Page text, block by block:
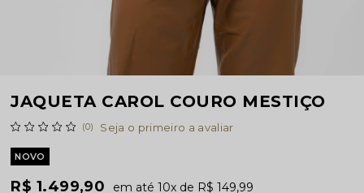
JAQUETA CAROL COURO MESTIÇO
(0) Seja o primeiro a avaliar
NOVO
R$ 1.499,90 10x R$ 149,99